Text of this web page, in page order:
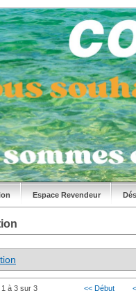
Espace Revendeur
à 3 sur 3 << Début